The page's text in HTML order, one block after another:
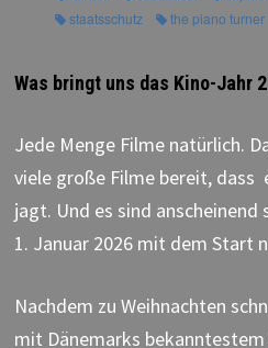
staatsschutz
the piano turner
Was bringt uns das Kino-Jahr
Jede Menge Filme natürlich.
viele große Filme bereit, dass
jagt. Und es sind anscheinend
1. Januar 2026 mit dem Start
Nachdem zu Weihnachten
mit Dänemarks bekanntestem